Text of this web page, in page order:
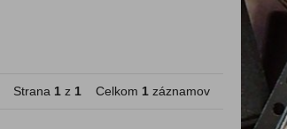
Strana 1 z 1 Celkom 1 záznamov